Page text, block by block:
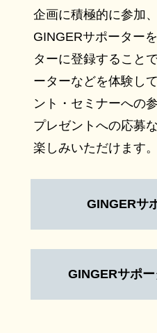
企画に積極的に参加
GINGERサポーター
ターに登録すること
ーターなどを体験し
ント・セミナーへの
プレゼントへの応募
楽しみいただけます。
GINGERサ
GINGERサポ